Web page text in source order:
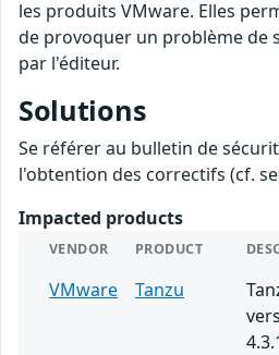
les produits VMware. Elles
de provoquer un problème de
par l'éditeur.
Solutions
Se référer au bulletin de
l'obtention des correctifs (cf.
Impacted products
VENDOR PRODUCT
VMware Tanzu